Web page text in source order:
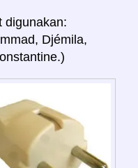
digunakan:
Djémila,